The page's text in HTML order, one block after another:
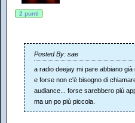
2 punti
Posted By: sae
a radio deejay mi pare abbiano
e forse non c'è bisogno di
audiance... forse sarebbero più
ma un po più piccola.